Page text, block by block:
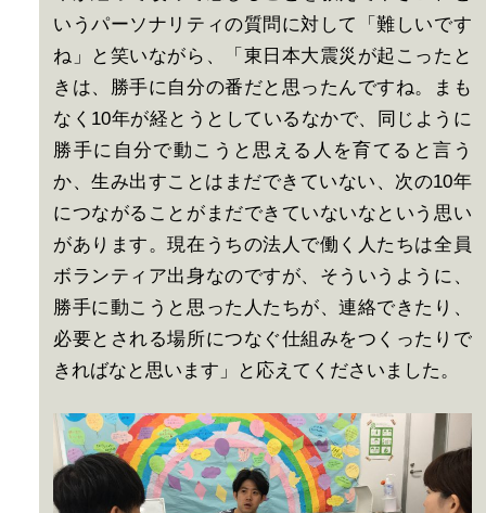
いうパーソナリティの質問に対して「難しいです
ね」と笑いながら、「東日本大震災が起こったと
きは、勝手に自分の番だと思ったんですね。まも
なく10年が経とうとしているなかで、同じように
勝手に自分で動こうと思える人を育てると言う
か、生み出すことはまだできていない、次の10年
につながることがまだできていないなという思い
があります。現在うちの法人で働く人たちは全員
ボランティア出身なのですが、そういうように、
勝手に動こうと思った人たちが、連絡できたり、
必要とされる場所につなぐ仕組みをつくったりで
きればなと思います」と応えてくださいました。